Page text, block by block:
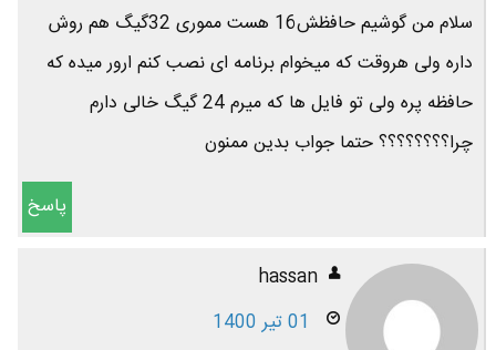
سلام من گوشیم حافظش16 هست مموری 32گیگ هم روش
داره ولی هروقت که میخوام برنامه ای نصب کنم ارور میده که
حافظه پره ولی تو فایل ها که میرم 24 گیگ خالی دارم
چرا؟؟؟؟؟؟؟؟ حتما جواب بدین ممنون
پاسخ
hassan
01 تیر 1400